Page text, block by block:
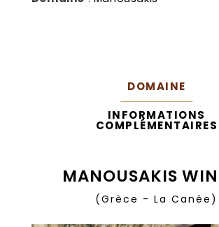
DOMAINE
INFORMATIONS
COMPLÉMENTAIRES
MANOUSAKIS
(Grèce - La Canée)